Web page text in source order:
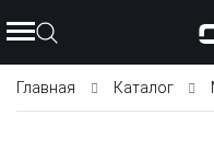
Главная Каталог